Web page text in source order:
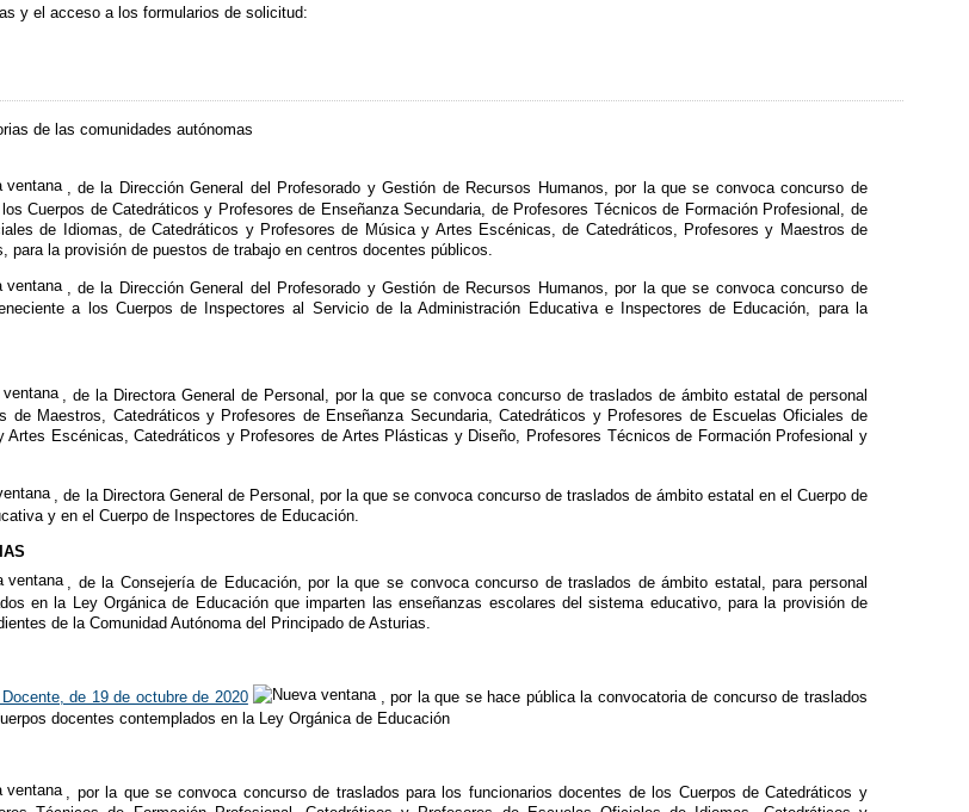
y el acceso a los formularios de solicitud:
de las comunidades autónomas
, de la Dirección General del Profesorado y Gestión de Recursos Humanos, por la que se convoca concurso de
Cuerpos de Catedráticos y Profesores de Enseñanza Secundaria, de Profesores Técnicos de Formación Profesional, de
de Idiomas, de Catedráticos y Profesores de Música y Artes Escénicas, de Catedráticos, Profesores y Maestros de
la provisión de puestos de trabajo en centros docentes públicos.
, de la Dirección General del Profesorado y Gestión de Recursos Humanos, por la que se convoca concurso de
a los Cuerpos de Inspectores al Servicio de la Administración Educativa e Inspectores de Educación, para la
, de la Directora General de Personal, por la que se convoca concurso de traslados de ámbito estatal de personal
de Maestros, Catedráticos y Profesores de Enseñanza Secundaria, Catedráticos y Profesores de Escuelas Oficiales de
Artes Escénicas, Catedráticos y Profesores de Artes Plásticas y Diseño, Profesores Técnicos de Formación Profesional y
, de la Directora General de Personal, por la que se convoca concurso de traslados de ámbito estatal en el Cuerpo de
y en el Cuerpo de Inspectores de Educación.
, de la Consejería de Educación, por la que se convoca concurso de traslados de ámbito estatal, para personal
en la Ley Orgánica de Educación que imparten las enseñanzas escolares del sistema educativo, para la provisión de
de la Comunidad Autónoma del Principado de Asturias.
de 19 de octubre de 2020
, por la que se hace pública la convocatoria de concurso de traslados
docentes contemplados en la Ley Orgánica de Educación
, por la que se convoca concurso de traslados para los funcionarios docentes de los Cuerpos de Catedráticos y